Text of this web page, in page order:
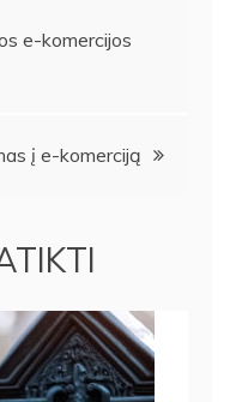
e-komercijos
į e-komerciją